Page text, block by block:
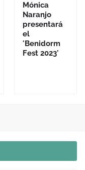
Mónica
Naranjo
presentará
el
'Benidorm
Fest 2023'